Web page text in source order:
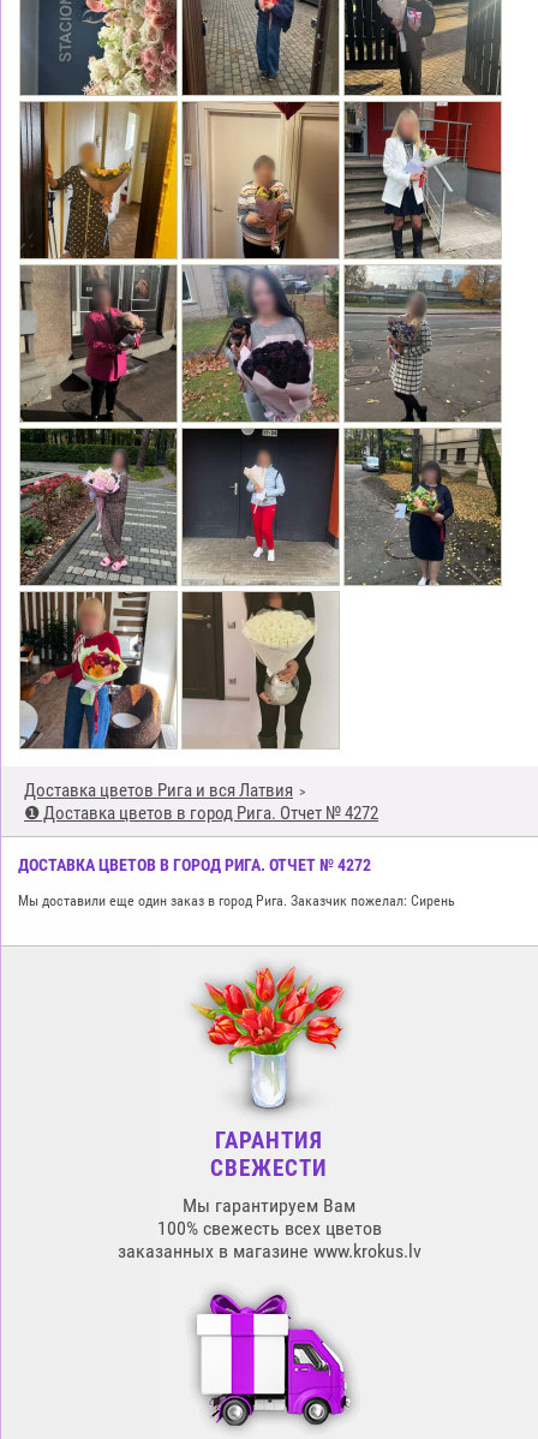
Доставка цветов Рига и вся Латвия
❶ Доставка цветов в город Рига. Отчет № 4272
ДОСТАВКА ЦВЕТОВ В ГОРОД РИГА. ОТЧЕТ № 4272
Мы доставили еще один заказ в город Рига. Заказчик пожелал: Сирень
ГАРАНТИЯ
СВЕЖЕСТИ
Мы гарантируем Вам
100% свежесть всех цветов
заказанных в магазине www.krokus.lv